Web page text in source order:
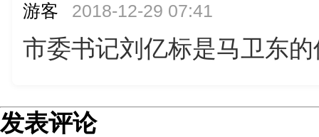
游客 2018-12-29 07:41
市委书记刘亿标是马卫东
发表评论